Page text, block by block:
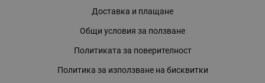
Доставка и плащане
Общи условия за ползване
Политиката за поверителност
Политика за използване на бисквитки